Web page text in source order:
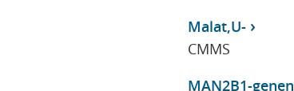
Malat,U-
CMMS
MAN2B1-genen